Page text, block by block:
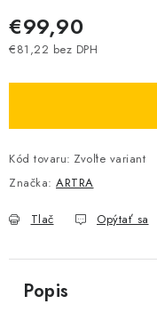
€99,90
€81,22 bez DPH
Kód tovaru: Zvoľte variant
Značka: ARTRA
Tlač Opýtať sa
Popis